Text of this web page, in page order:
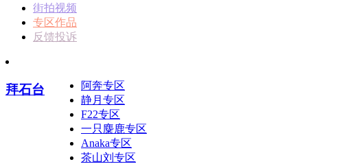
街拍视频
专区作品
反馈投诉
拜石台
阿奔专区
静月专区
F22专区
一只麋鹿专区
Anaka专区
茶山刘专区